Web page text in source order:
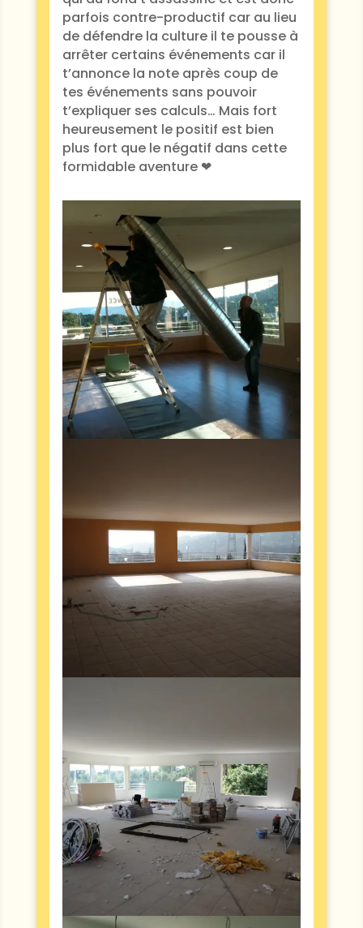
parfois contre-productif car au lieu
de défendre la culture il te pousse à
arrêter certains événements car il
t’annonce la note après coup de
tes événements sans pouvoir
t’expliquer ses calculs… Mais fort
heureusement le positif est bien
plus fort que le négatif dans cette
formidable aventure ❤